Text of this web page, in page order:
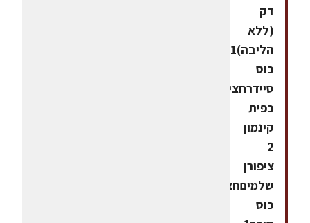
דק
(ללא
הליבה)1
כוס
סיידרחצי
כפית
קינמון
2
ציפורן
שלמיםחצי
כוס